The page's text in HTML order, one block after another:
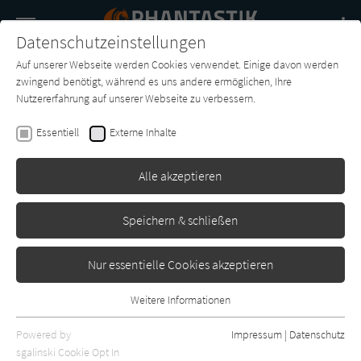
SUCHE
Buch-
Entdecker
Forum Charts
Tanith Lee
Östlich von Mitternacht
Erschienen: Januar 1984 0
Datenschutzeinstellungen
Auf unserer Webseite werden Cookies verwendet. Einige davon werden
zwingend benötigt, während es uns andere ermöglichen, Ihre
Nutzererfahrung auf unserer Webseite zu verbessern.
Essentiell Externe Inhalte
Alle akzeptieren
Speichern & schließen
Nur essentielle Cookies akzeptieren
Essentielle Cookies werden für grundlegende Funktionen der
Webseite benötigt. Dadurch ist gewährleistet, dass die Webseite
Weitere Informationen
Powered by
sgalinski Cookie Opt In
Impressum | Datenschutz